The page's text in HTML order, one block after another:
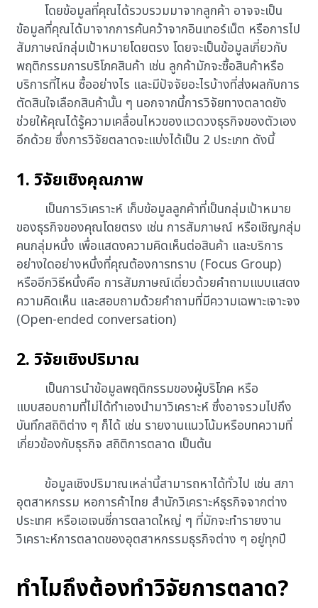
โดยข้อมูลที่คุณได้รวบรวมมาจากลูกค้า อาจจะเป็น
ข้อมูลที่คุณได้มาจากการค้นคว้าจากอินเทอร์เน็ต หรือการไป
สัมภาษณ์กลุ่มเป้าหมายโดยตรง โดยจะเป็นข้อมูลเกี่ยวกับ
พฤติกรรมการบริโภคสินค้า เช่น ลูกค้ามักจะซื้อสินค้าหรือ
บริการที่ไหน ซื้ออย่างไร และมีปัจจัยอะไรบ้างที่ส่งผลกับการ
ตัดสินใจเลือกสินค้านั้น ๆ นอกจากนี้การวิจัยทางตลาดยัง
ช่วยให้คุณได้รู้ความเคลื่อนไหวของแวดวงธุรกิจของตัวเอง
อีกด้วย ซึ่งการวิจัยตลาดจะแบ่งได้เป็น 2 ประเภท ดังนี้
1. วิจัยเชิงคุณภาพ
เป็นการวิเคราะห์ เก็บข้อมูลลูกค้าที่เป็นกลุ่มเป้าหมาย
ของธุรกิจของคุณโดยตรง เช่น การสัมภาษณ์ หรือเชิญกลุ่ม
คนกลุ่มหนึ่ง เพื่อแสดงความคิดเห็นต่อสินค้า และบริการ
อย่างใดอย่างหนึ่งที่คุณต้องการทราบ (Focus Group)
หรืออีกวิธีหนึ่งคือ การสัมภาษณ์เดี่ยวด้วยคำถามแบบแสดง
ความคิดเห็น และสอบถามด้วยคำถามที่มีความเฉพาะเจาะจง
(Open-ended conversation)
2. วิจัยเชิงปริมาณ
เป็นการนำข้อมูลพฤติกรรมของผู้บริโภค หรือ
แบบสอบถามที่ไม่ได้ทำเองนำมาวิเคราะห์ ซึ่งอาจรวมไปถึง
บันทึกสถิติต่าง ๆ ก็ได้ เช่น รายงานแนวโน้มหรือบทความที่
เกี่ยวข้องกับธุรกิจ สถิติการตลาด เป็นต้น
ข้อมูลเชิงปริมาณเหล่านี้สามารถหาได้ทั่วไป เช่น สภา
อุตสาหกรรม หอการค้าไทย สำนักวิเคราะห์ธุรกิจจากต่าง
ประเทศ หรือเอเจนซี่การตลาดใหญ่ ๆ ที่มักจะทำรายงาน
วิเคราะห์การตลาดของอุตสาหกรรมธุรกิจต่าง ๆ อยู่ทุกปี
ทำไมถึงต้องทำวิจัยการตลาด?